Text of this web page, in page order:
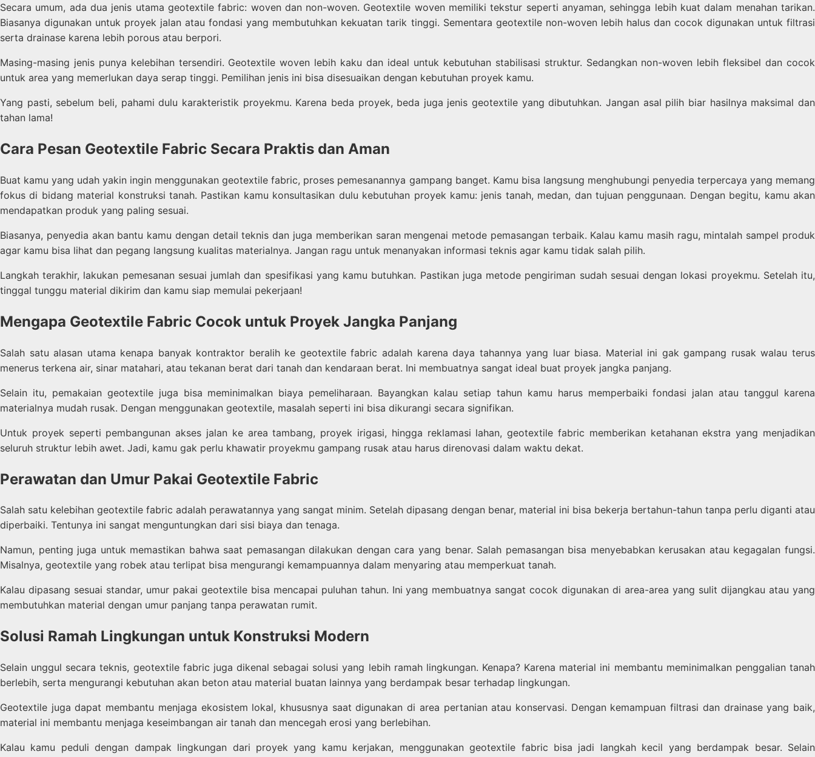
Secara umum, ada dua jenis utama geotextile fabric: woven dan non-woven. Geotextile woven memiliki tekstur seperti anyaman, sehingga lebih kuat dalam menahan tarikan.
Biasanya digunakan untuk proyek jalan atau fondasi yang membutuhkan kekuatan tarik tinggi. Sementara geotextile non-woven lebih halus dan cocok digunakan untuk filtrasi
serta drainase karena lebih porous atau berpori.
Masing-masing jenis punya kelebihan tersendiri. Geotextile woven lebih kaku dan ideal untuk kebutuhan stabilisasi struktur. Sedangkan non-woven lebih fleksibel dan cocok
untuk area yang memerlukan daya serap tinggi. Pemilihan jenis ini bisa disesuaikan dengan kebutuhan proyek kamu.
Yang pasti, sebelum beli, pahami dulu karakteristik proyekmu. Karena beda proyek, beda juga jenis geotextile yang dibutuhkan. Jangan asal pilih biar hasilnya maksimal dan
tahan lama!
Cara Pesan Geotextile Fabric Secara Praktis dan Aman
Buat kamu yang udah yakin ingin menggunakan geotextile fabric, proses pemesanannya gampang banget. Kamu bisa langsung menghubungi penyedia terpercaya yang memang
fokus di bidang material konstruksi tanah. Pastikan kamu konsultasikan dulu kebutuhan proyek kamu: jenis tanah, medan, dan tujuan penggunaan. Dengan begitu, kamu akan
mendapatkan produk yang paling sesuai.
Biasanya, penyedia akan bantu kamu dengan detail teknis dan juga memberikan saran mengenai metode pemasangan terbaik. Kalau kamu masih ragu, mintalah sampel produk
agar kamu bisa lihat dan pegang langsung kualitas materialnya. Jangan ragu untuk menanyakan informasi teknis agar kamu tidak salah pilih.
Langkah terakhir, lakukan pemesanan sesuai jumlah dan spesifikasi yang kamu butuhkan. Pastikan juga metode pengiriman sudah sesuai dengan lokasi proyekmu. Setelah itu,
tinggal tunggu material dikirim dan kamu siap memulai pekerjaan!
Mengapa Geotextile Fabric Cocok untuk Proyek Jangka Panjang
Salah satu alasan utama kenapa banyak kontraktor beralih ke geotextile fabric adalah karena daya tahannya yang luar biasa. Material ini gak gampang rusak walau terus
menerus terkena air, sinar matahari, atau tekanan berat dari tanah dan kendaraan berat. Ini membuatnya sangat ideal buat proyek jangka panjang.
Selain itu, pemakaian geotextile juga bisa meminimalkan biaya pemeliharaan. Bayangkan kalau setiap tahun kamu harus memperbaiki fondasi jalan atau tanggul karena
materialnya mudah rusak. Dengan menggunakan geotextile, masalah seperti ini bisa dikurangi secara signifikan.
Untuk proyek seperti pembangunan akses jalan ke area tambang, proyek irigasi, hingga reklamasi lahan, geotextile fabric memberikan ketahanan ekstra yang menjadikan
seluruh struktur lebih awet. Jadi, kamu gak perlu khawatir proyekmu gampang rusak atau harus direnovasi dalam waktu dekat.
Perawatan dan Umur Pakai Geotextile Fabric
Salah satu kelebihan geotextile fabric adalah perawatannya yang sangat minim. Setelah dipasang dengan benar, material ini bisa bekerja bertahun-tahun tanpa perlu diganti atau
diperbaiki. Tentunya ini sangat menguntungkan dari sisi biaya dan tenaga.
Namun, penting juga untuk memastikan bahwa saat pemasangan dilakukan dengan cara yang benar. Salah pemasangan bisa menyebabkan kerusakan atau kegagalan fungsi.
Misalnya, geotextile yang robek atau terlipat bisa mengurangi kemampuannya dalam menyaring atau memperkuat tanah.
Kalau dipasang sesuai standar, umur pakai geotextile bisa mencapai puluhan tahun. Ini yang membuatnya sangat cocok digunakan di area-area yang sulit dijangkau atau yang
membutuhkan material dengan umur panjang tanpa perawatan rumit.
Solusi Ramah Lingkungan untuk Konstruksi Modern
Selain unggul secara teknis, geotextile fabric juga dikenal sebagai solusi yang lebih ramah lingkungan. Kenapa? Karena material ini membantu meminimalkan penggalian tanah
berlebih, serta mengurangi kebutuhan akan beton atau material buatan lainnya yang berdampak besar terhadap lingkungan.
Geotextile juga dapat membantu menjaga ekosistem lokal, khususnya saat digunakan di area pertanian atau konservasi. Dengan kemampuan filtrasi dan drainase yang baik,
material ini membantu menjaga keseimbangan air tanah dan mencegah erosi yang berlebihan.
Kalau kamu peduli dengan dampak lingkungan dari proyek yang kamu kerjakan, menggunakan geotextile fabric bisa jadi langkah kecil yang berdampak besar. Selain